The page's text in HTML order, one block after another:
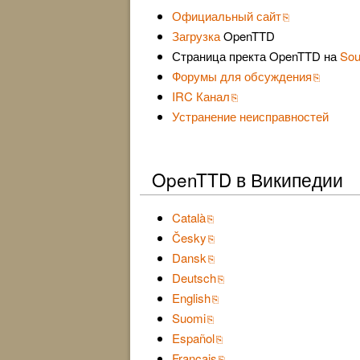
Официальный сайт
ЗагрузкаOpenTTD
Страница пректа OpenTTD на
Форумы для обсуждения
IRC Канал
Устранение неисправностей
OpenTTD в Википедии
Català
Česky
Dansk
Deutsch
English
Suomi
Español